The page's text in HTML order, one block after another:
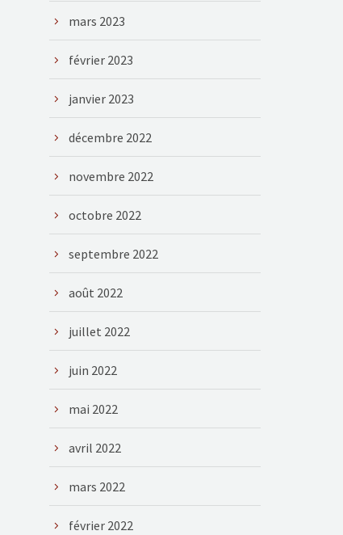
mars 2023
février 2023
janvier 2023
décembre 2022
novembre 2022
octobre 2022
septembre 2022
août 2022
juillet 2022
juin 2022
mai 2022
avril 2022
mars 2022
février 2022